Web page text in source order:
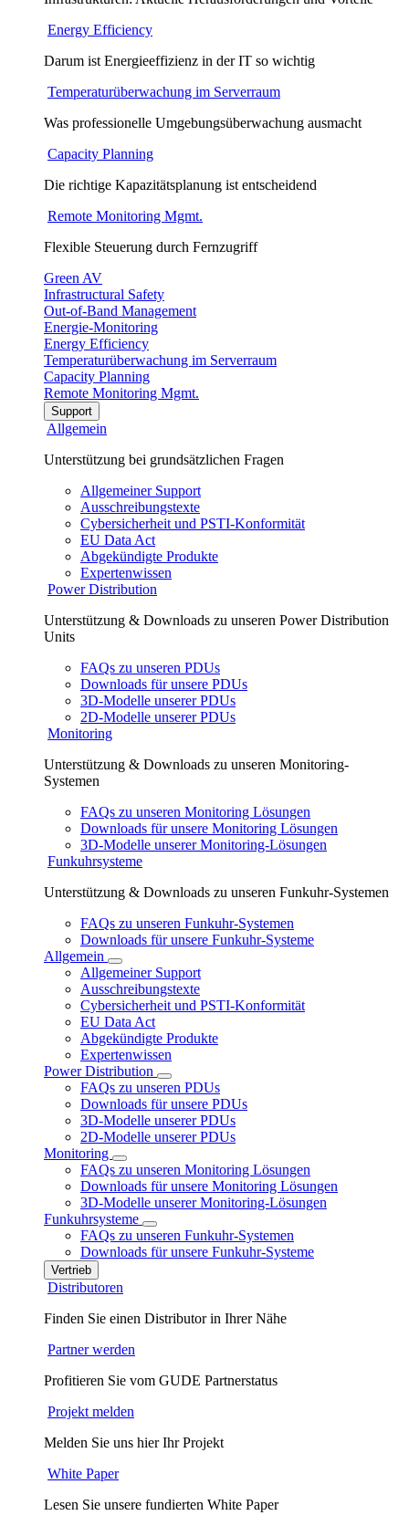
Energy Efficiency
Darum ist Energieeffizienz in der IT so wichtig
Temperaturüberwachung im Serverraum
Was professionelle Umgebungsüberwachung ausmacht
Capacity Planning
Die richtige Kapazitätsplanung ist entscheidend
Remote Monitoring Mgmt.
Flexible Steuerung durch Fernzugriff
Green AV
Infrastructural Safety
Out-of-Band Management
Energie-Monitoring
Energy Efficiency
Temperaturüberwachung im Serverraum
Capacity Planning
Remote Monitoring Mgmt.
Support
Allgemein
Unterstützung bei grundsätzlichen Fragen
Allgemeiner Support
Ausschreibungstexte
Cybersicherheit und PSTI-Konformität
EU Data Act
Abgekündigte Produkte
Expertenwissen
Power Distribution
Unterstützung & Downloads zu unseren Power Distribution
Units
FAQs zu unseren PDUs
Downloads für unsere PDUs
3D-Modelle unserer PDUs
2D-Modelle unserer PDUs
Monitoring
Unterstützung & Downloads zu unseren Monitoring-
Systemen
FAQs zu unseren Monitoring Lösungen
Downloads für unsere Monitoring Lösungen
3D-Modelle unserer Monitoring-Lösungen
Funkuhrsysteme
Unterstützung & Downloads zu unseren Funkuhr-Systemen
FAQs zu unseren Funkuhr-Systemen
Downloads für unsere Funkuhr-Systeme
Allgemein
Allgemeiner Support
Ausschreibungstexte
Cybersicherheit und PSTI-Konformität
EU Data Act
Abgekündigte Produkte
Expertenwissen
Power Distribution
FAQs zu unseren PDUs
Downloads für unsere PDUs
3D-Modelle unserer PDUs
2D-Modelle unserer PDUs
Monitoring
FAQs zu unseren Monitoring Lösungen
Downloads für unsere Monitoring Lösungen
3D-Modelle unserer Monitoring-Lösungen
Funkuhrsysteme
FAQs zu unseren Funkuhr-Systemen
Downloads für unsere Funkuhr-Systeme
Vertrieb
Distributoren
Finden Sie einen Distributor in Ihrer Nähe
Partner werden
Profitieren Sie vom GUDE Partnerstatus
Projekt melden
Melden Sie uns hier Ihr Projekt
White Paper
Lesen Sie unsere fundierten White Paper